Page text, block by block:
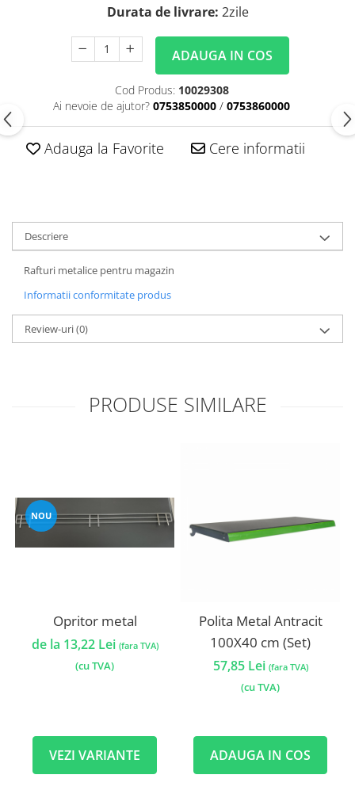
Durata de livrare: 2zile
ADAUGA IN COS
Cod Produs: 10029308
Ai nevoie de ajutor? 0753850000 / 0753860000
Adauga la Favorite Cere informatii
Descriere
Rafturi metalice pentru magazin
Informatii conformitate produs
Review-uri(0)
PRODUSE SIMILARE
NOU
Opritor metal
de la 13,22 Lei (fara TVA)
(cu TVA)
VEZI VARIANTE
Polita Metal Antracit
100X40 cm (Set)
57,85 Lei (fara TVA)
(cu TVA)
ADAUGA IN COS